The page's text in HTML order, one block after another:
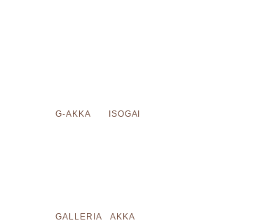
G-AKKA ISOGAI
GALLERIA AKKA